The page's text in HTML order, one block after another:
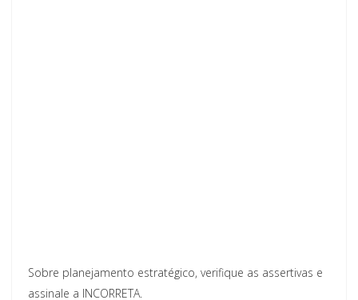
Sobre planejamento estratégico, verifique as assertivas e
assinale a INCORRETA.